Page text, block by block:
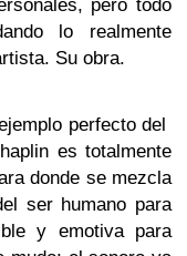
pero todo
lo realmente
Su obra.
perfecto del
es totalmente
donde se mezcla
ser humano para
y emotiva para